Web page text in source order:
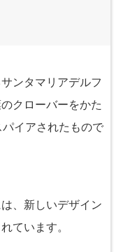
ンタマリアデルフ
クローバーをかた
イアされたもので
、新しいデザイン
ています。